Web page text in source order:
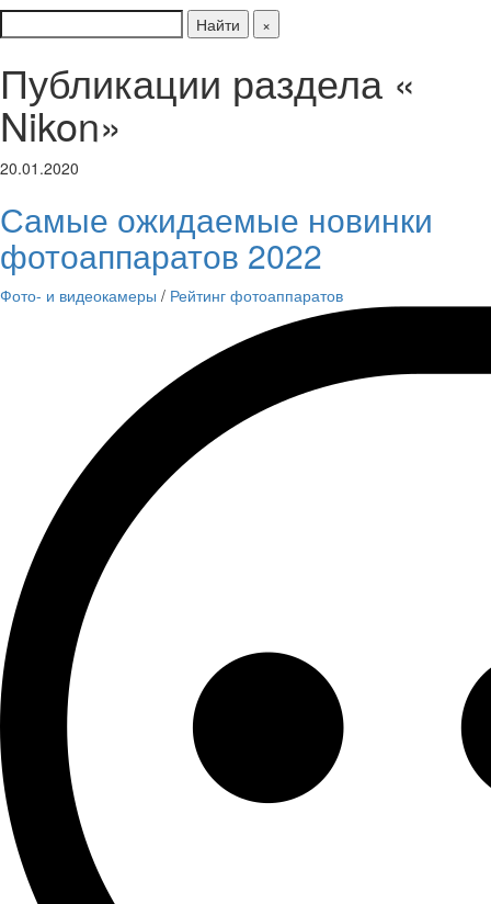
Найти
×
Публикации раздела «
Nikon»
20.01.2020
Самые ожидаемые новинки
фотоаппаратов 2022
Фото- и видеокамеры / Рейтинг фотоаппаратов